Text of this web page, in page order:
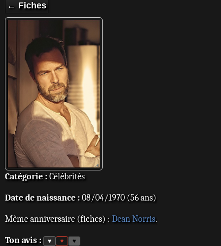
← Fiches
Catégorie : Célébrités
Date de naissance : 08/04/1970 (56 ans)
Même anniversaire (fiches) : Dean Norris.
Ton avis : ♥ ♥ ♥